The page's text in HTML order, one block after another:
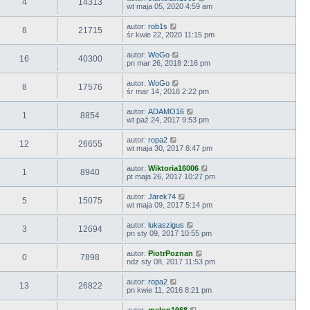
wt maja 05, 2020 4:59 am
8 21715 autor: rob1s
śr kwie 22, 2020 11:15 pm
16 40300 autor: WoGo
pn mar 26, 2018 2:16 pm
8 17576 autor: WoGo
śr mar 14, 2018 2:22 pm
1 8854 autor: ADAMO16
wt paź 24, 2017 9:53 pm
12 26655 autor: ropa2
wt maja 30, 2017 8:47 pm
1 8940 autor: Wiktoria16006
pt maja 26, 2017 10:27 pm
5 15075 autor: Jarek74
wt maja 09, 2017 5:14 pm
3 12694 autor: lukaszigus
pn sty 09, 2017 10:55 pm
0 7898 autor: PiotrPoznan
ndz sty 08, 2017 11:53 pm
13 26822 autor: ropa2
pn kwie 11, 2016 8:21 pm